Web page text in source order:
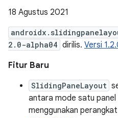
18 Agustus 2021
2.0-alpha04 dirilis. Versi
Fitur Baru
SlidingPaneLayout
antara mode satu panel
menggunakan